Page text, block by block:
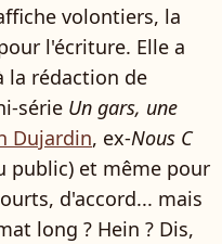
volontiers, la
l'écriture. Elle a
la rédaction de
série Un gars, une
Dujardin, ex-Nous C
public) et même pour
d'accord... mais
long ? Hein ? Dis,